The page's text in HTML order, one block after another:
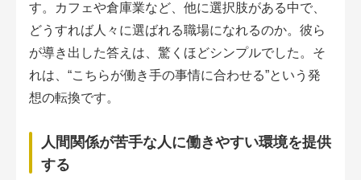
す。カフェや倉庫業など、他に選択肢がある中で、
どうすれば人々に選ばれる職場になれるのか。彼ら
が導き出した答えは、驚くほどシンプルでした。そ
れは、“こちらが働き手の事情に合わせる”という発
想の転換です。
人間関係が苦手な人に働きやすい環境を提供
する